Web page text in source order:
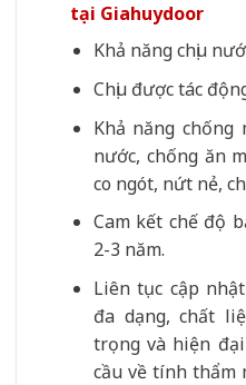
tại Giahuydoor
Khả năng chịu
Chịu được tác
Khả năng chống
nước, chống ăn
co ngót, nứt nẻ,
Cam kết chế độ
2-3 năm.
Liên tục cập
đa dạng, chất
trọng và hiện
cầu về tính thẩm